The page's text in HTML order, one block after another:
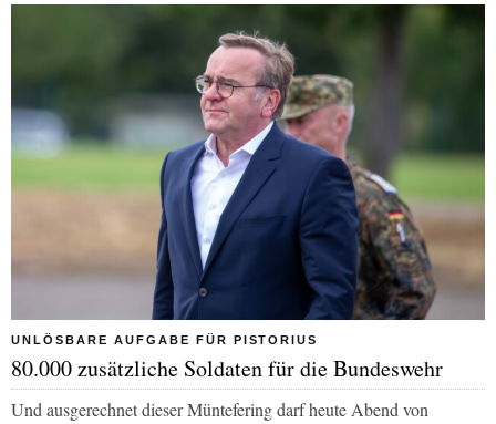
UNLÖSBARE AUFGABE FÜR PISTORIUS
80.000 zusätzliche Soldaten für die Bundeswehr
Und ausgerechnet dieser Müntefering darf heute Abend von